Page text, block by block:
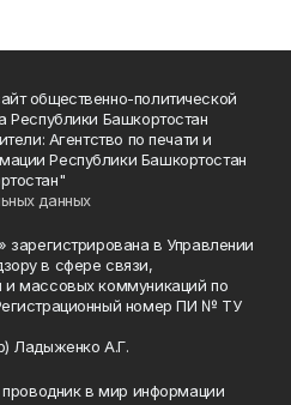
общественно-политической
Республики Башкортостан
Агентство по печати и
Республики Башкортостан
данных
зарегистрирована в Управлении
в сфере связи,
и массовых коммуникаций по
номер ПИ № ТУ
Ладыженко А.Г.
проводник в мир информации